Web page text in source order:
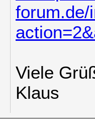
forum.de/
Viele
Klaus